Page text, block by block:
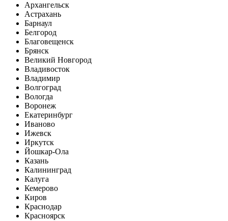
Архангельск
Астрахань
Барнаул
Белгород
Благовещенск
Брянск
Великий Новгород
Владивосток
Владимир
Волгоград
Вологда
Воронеж
Екатеринбург
Иваново
Ижевск
Иркутск
Йошкар-Ола
Казань
Калининград
Калуга
Кемерово
Киров
Краснодар
Красноярск